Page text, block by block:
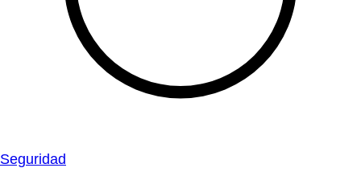
Seguridad